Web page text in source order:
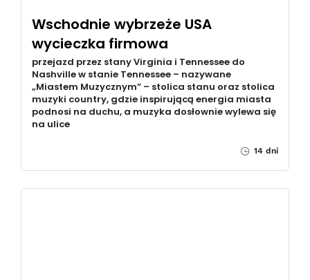
Wschodnie wybrzeże USA
wycieczka firmowa
przejazd przez stany Virginia i Tennessee do
Nashville w stanie Tennessee – nazywane
„Miastem Muzycznym” – stolica stanu oraz stolica
muzyki country, gdzie inspirującą energia miasta
podnosi na duchu, a muzyka dosłownie wylewa się
na ulice
14 dni